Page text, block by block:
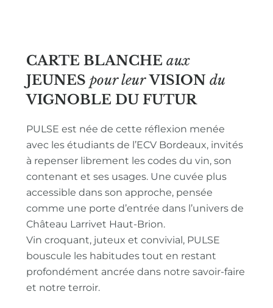
CARTE BLANCHE aux
JEUNES pour leur VISION du
VIGNOBLE DU FUTUR
PULSE est née de cette réflexion menée
avec les étudiants de l’ECV Bordeaux, invités
à repenser librement les codes du vin, son
contenant et ses usages. Une cuvée plus
accessible dans son approche, pensée
comme une porte d’entrée dans l’univers de
Château Larrivet Haut-Brion.
Vin croquant, juteux et convivial, PULSE
bouscule les habitudes tout en restant
profondément ancrée dans notre savoir-faire
et notre terroir.